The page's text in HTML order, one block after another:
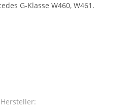
G-Klasse W460, W461.
Hersteller: